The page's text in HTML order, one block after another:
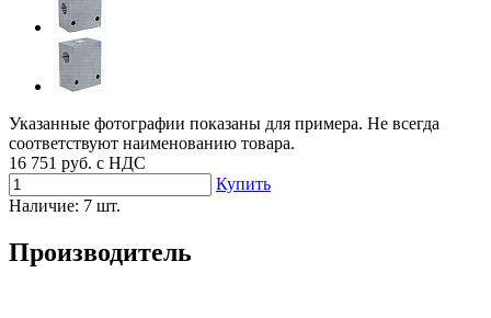
Указанные фотографии показаны для примера. Не всегда
соответствуют наименованию товара.
16 751 руб. с НДС
Купить
Наличие: 7 шт.
Производитель